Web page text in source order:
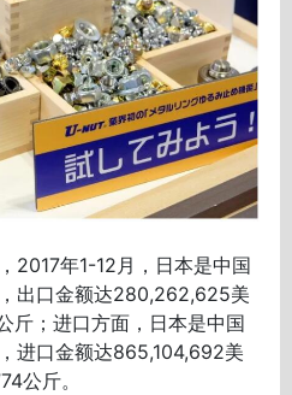
年1-12月，日本是中国
出口金额达280,262,625美
斤；进口方面，日本是中国
进口金额达865,104,692美
公斤。